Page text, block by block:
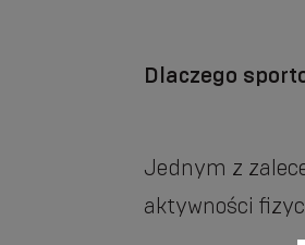
Dlaczego
Jednym z
aktywności